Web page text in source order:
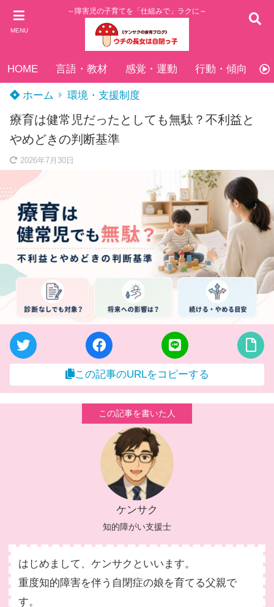
MENU
～障害児の子育てを「仕組みで」ラクに～
HOME 言語・教材 感覚・運動 行動・傾向
ホーム 環境・支援制度
療育は健常児だったとしても無駄？不利益と
やめどきの判断基準
2026年7月30日
この記事のURLをコピーする
ケンサク
知的障がい支援士
はじめまして、ケンサクといいます。
重度知的障害を伴う自閉症の娘を育てる父親で
す。